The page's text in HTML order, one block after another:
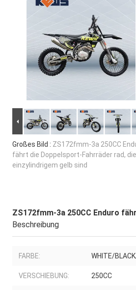
Großes Bild : ZS172fmm-3a 250CC
fährt die Doppelsport-Fahrräder rad,
einzylindrigem gelb sind
ZS172fmm-3a 250CC Enduro
Beschreibung
FARBE: WHITE/
VERSCHIEBUNG: 250CC